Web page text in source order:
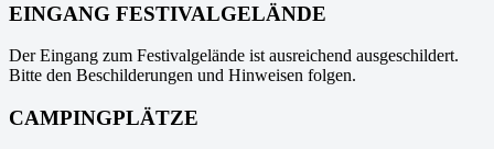
EINGANG FESTIVALGELÄNDE
Der Eingang zum Festivalgelände ist ausreichend ausgeschildert.
Bitte den Beschilderungen und Hinweisen folgen.
CAMPINGPLÄTZE